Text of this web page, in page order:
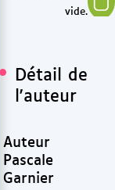
Détail de
l'auteur
Auteur
Pascale
Garnier